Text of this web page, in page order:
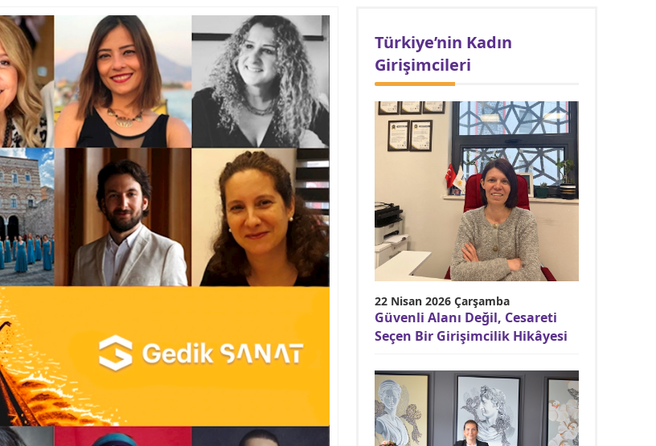
Türkiye’nin Kadın
Girişimcileri
22 Nisan 2026 Çarşamba
Güvenli Alanı Değil, Cesareti
Seçen Bir Girişimcilik Hikâyesi